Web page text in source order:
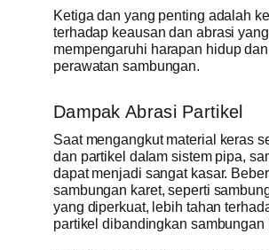
Ketiga dan yang penting adalah
terhadap keausan dan abrasi
mempengaruhi harapan hidup
perawatan sambungan.
Dampak Abrasi Partikel
Saat mengangkut material keras
dan partikel dalam sistem pipa,
dapat menjadi sangat kasar.
sambungan karet, seperti
yang diperkuat, lebih tahan
partikel dibandingkan sambungan